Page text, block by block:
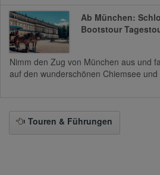
Ab München:
Bootstour
Nimm den Zug von München aus und
auf den wunderschönen Chiemsee und
Touren & Führungen